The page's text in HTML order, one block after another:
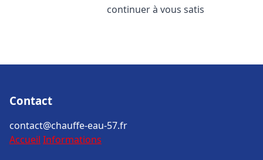
continuer à vous satis
Contact
contact@chauffe-eau-57.fr
Accueil Informations